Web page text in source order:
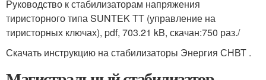
Руководство к стабилизаторам напряжения
тиристорного типа SUNTEK TT (управление на
тиристорных ключах), pdf, 703.21 kB, скачан:750 раз./
Скачать инструкцию на стабилизаторы Энергия СНВТ .